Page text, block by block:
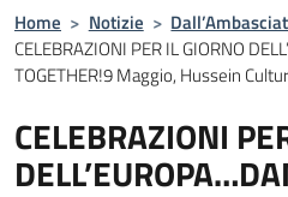
Home > Notizie >
CELEBRAZIONI PER IL GIORNO
TOGETHER!9 Maggio, Hussein
CELEBRAZIONI